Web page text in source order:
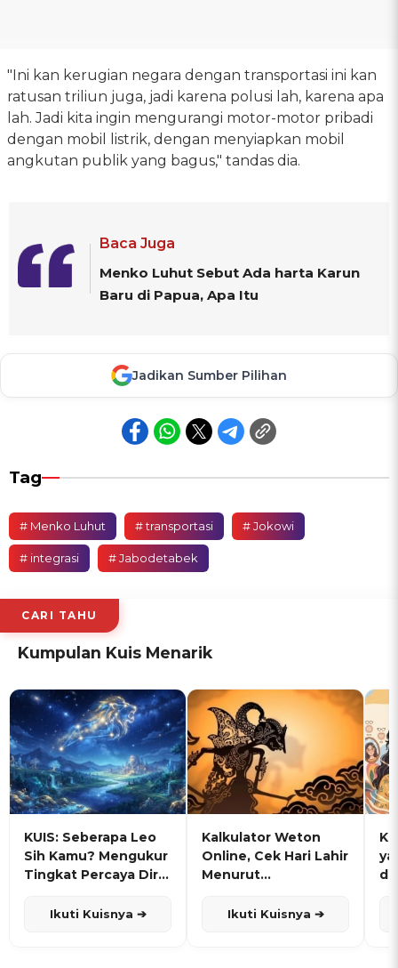
"Ini kan kerugian negara dengan transportasi ini kan
ratusan triliun juga, jadi karena polusi lah, karena apa
lah. Jadi kita ingin mengurangi motor-motor pribadi
dengan mobil listrik, dengan menyiapkan mobil
angkutan publik yang bagus," tandas dia.
Baca Juga
Menko Luhut Sebut Ada harta Karun
Baru di Papua, Apa Itu
Jadikan Sumber Pilihan
Tag
# Menko Luhut # transportasi # Jokowi
# integrasi # Jabodetabek
CARI TAHU
Kumpulan Kuis Menarik
KUIS: Seberapa Leo
Sih Kamu? Mengukur
Tingkat Percaya Diri
Ikuti Kuisnya ➔
Kalkulator Weton
Online, Cek Hari Lahir
Menurut
Ikuti Kuisnya ➔